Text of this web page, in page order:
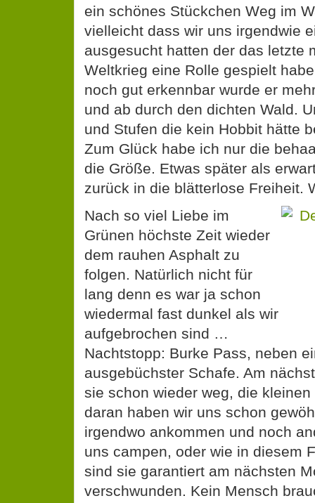
ein schönes Stückchen Weg im
vielleicht dass wir uns irgendwie
ausgesucht hatten der das letzte
Weltkrieg eine Rolle gespielt
noch gut erkennbar wurde er
und ab durch den dichten Wald.
und Stufen die kein Hobbit hätte
Zum Glück habe ich nur die
die Größe. Etwas später als
zurück in die blätterlose Freiheit.
Nach so viel Liebe im
Grünen höchste Zeit wieder
dem rauhen Asphalt zu
folgen. Natürlich nicht für
lang denn es war ja schon
wiedermal fast dunkel als wir
aufgebrochen sind …
Nachtstopp: Burke Pass, neben
ausgebüchster Schafe. Am
sie schon wieder weg, die
daran haben wir uns schon
irgendwo ankommen und noch
uns campen, oder wie in diesem
sind sie garantiert am nächsten
verschwunden. Kein Mensch